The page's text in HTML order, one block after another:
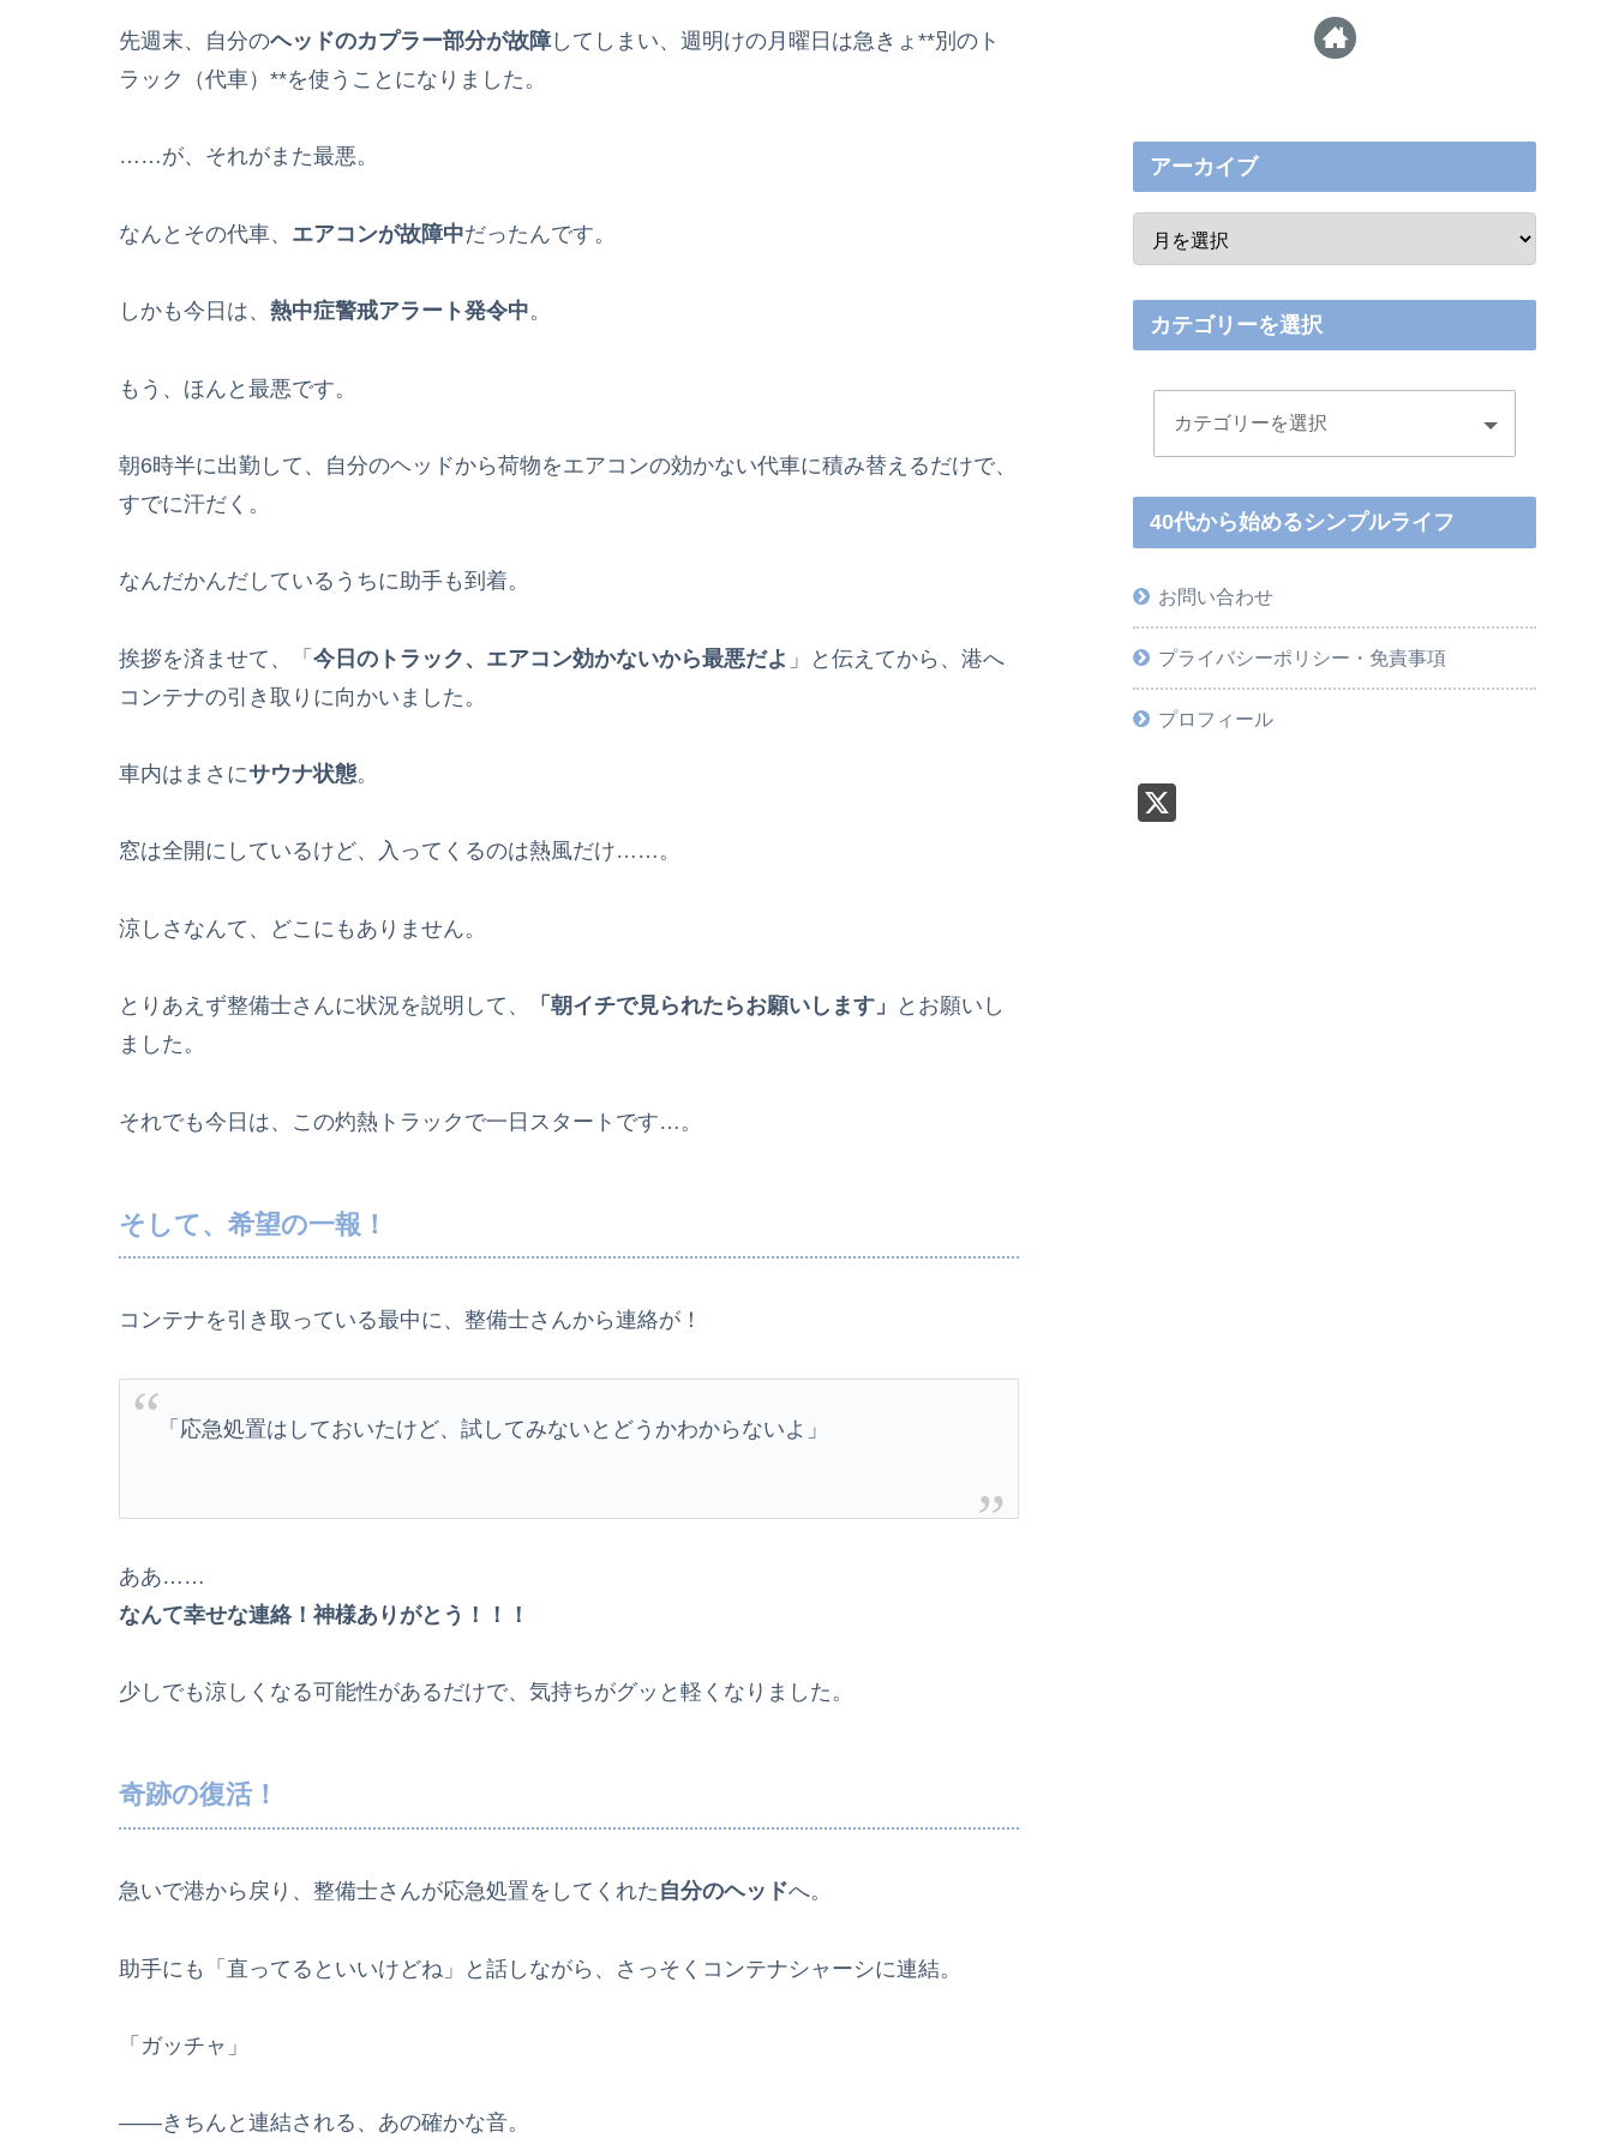
先週末、自分のヘッドのカプラー部分が故障してしまい、週明けの月曜日は急きょ**別のト
ラック（代車）**を使うことになりました。
……が、それがまた最悪。
なんとその代車、 エアコンが故障中だったんです。
しかも今日は、 熱中症警戒アラート発令中。
もう、ほんと最悪です。
朝6時半に出勤して、自分のヘッドから荷物をエアコンの効かない代車に積み替えるだけで、
すでに汗だく。
なんだかんだしているうちに助手も到着。
挨拶を済ませて、「 今日のトラック、エアコン効かないから最悪だよ 」と伝えてから、港へ
コンテナの引き取りに向かいました。
車内はまさにサウナ状態。
窓は全開にしているけど、入ってくるのは熱風だけ……。
涼しさなんて、どこにもありません。
とりあえず整備士さんに状況を説明して、 「朝イチで見られたらお願いします」
とお願いし
ました。
それでも今日は、この灼熱トラックで一日スタートです…。
そして、希望の一報！
コンテナを引き取っている最中に、整備士さんから連絡が！
「応急処置はしておいたけど、試してみないとどうかわからないよ」
ああ……
なんて幸せな連絡！神様ありがとう！！！
少しでも涼しくなる可能性があるだけで、気持ちがグッと軽くなりました。
奇跡の復活！
急いで港から戻り、整備士さんが応急処置をしてくれた 自分のヘッドへ。
助手にも「直ってるといいけどね」と話しながら、さっそくコンテナシャーシに連結。
「ガッチャ」
――きちんと連結される、あの確かな音。
アーカイブ
カテゴリーを選択
40代から始めるシンプルライフ
お問い合わせ
プライバシーポリシー・免責事項
プロフィール